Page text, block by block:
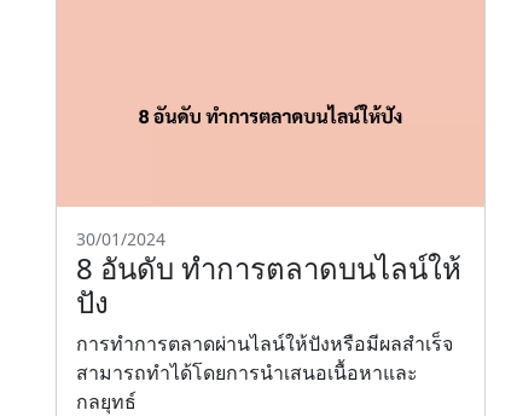
30/01/2024
8 อันดับ ทำการตลาดบนไลน์ให้
ปัง
การทำการตลาดผ่านไลน์ให้ปังหรือมีผลสำเร็จ
สามารถทำได้โดยการนำเสนอเนื้อหาและ
กลยุทธ์